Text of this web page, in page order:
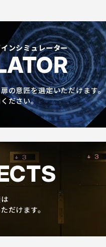
ンシミュレーター
の意匠を選定いただけます。
ださい。
だけます。